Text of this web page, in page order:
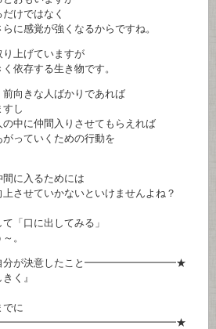
けではなく
感覚が強くなるからですね。
上げていますが
存する生き物です。
向きな人ばかりであれば
し
中に仲間入りさせてもらえれば
っていくための行動を
に入るためには
せていかないといけませんよね？
口に出してみる」
。
分が決意したこと━━━━━━━━━★
く』
に